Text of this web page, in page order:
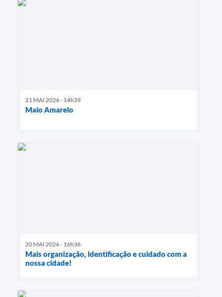
21 MAI 2026 - 14h39
Maio Amarelo
20 MAI 2026 - 16h36
Mais organização, identificação e cuidado com a
nossa cidade!